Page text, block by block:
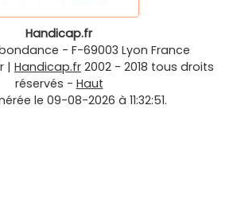
Handicap.fr
- F-69003 Lyon France
| Handicap.fr 2002 - 2018 tous droits
réservés - Haut
le 09-08-2026 à 11:32:51.